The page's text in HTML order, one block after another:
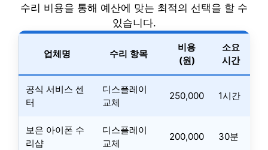
수리 비용을 통해 예산에 맞는 최적의 선택을 할 수
있습니다.
업체명 수리 항목
비용
(원)
소요
시간
공식 서비스 센
터
디스플레이
교체
250,000 1시간
보은 아이폰 수
리샵
디스플레이
교체
200,000 30분